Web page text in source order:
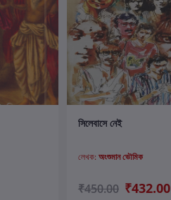
সিলেবাসে নেই
লেখক: অংশুমান ভৌমিক
₹450.00 ₹432.00